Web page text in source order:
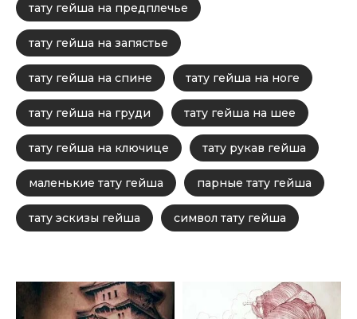
тату гейша на предплечье
тату гейша на запястье
тату гейша на спине тату гейша на ноге
тату гейша на груди тату гейша на шее
тату гейша на ключице тату рукав гейша
маленькие тату гейша парные тату гейша
тату эскизы гейша символ тату гейша